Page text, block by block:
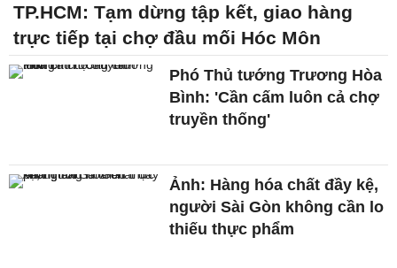
TP.HCM: Tạm dừng tập kết, giao hàng
trực tiếp tại chợ đầu mối Hóc Môn
Phó Thủ tướng Trương Hòa
Bình: 'Cần cấm luôn cả chợ
truyền thống'
Ảnh: Hàng hóa chất đầy kệ,
người Sài Gòn không cần lo
thiếu thực phẩm